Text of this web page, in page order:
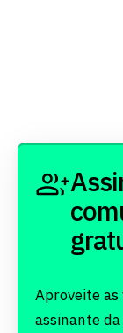
Aproveite
assinante